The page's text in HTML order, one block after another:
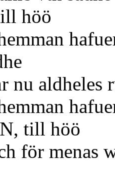
till
hafuer
aldheles
hafuer
N, till
menas